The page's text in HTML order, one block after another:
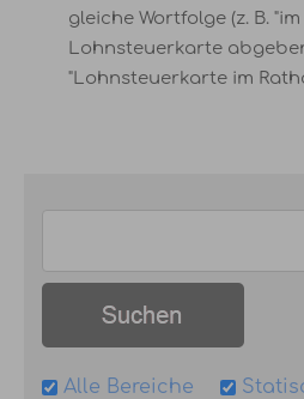
gleiche Wortfolge (z. B.
Lohnsteuerkarte
"Lohnsteuerkarte im
Alle Bereiche